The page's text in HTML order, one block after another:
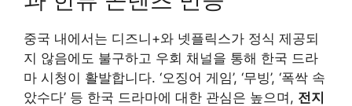
중국 내에서는 디즈니+와 넷플릭스가 정식 제공되
지 않음에도 불구하고 우회 채널을 통해 한국 드라
마 시청이 활발합니다. ‘오징어 게임’, ‘무빙’, ‘폭싹 속
았수다’ 등 한국 드라마에 대한 관심은 높으며, 전지